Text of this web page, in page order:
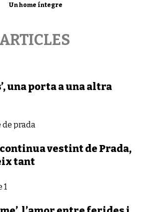
Un home íntegre
una porta a una altra
vestint de Prada,
tant